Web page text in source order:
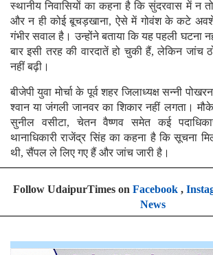
स्थानीय निवासियों का कहना है कि सुंदरवास में न
और न ही कोई बूचड़खाना, ऐसे में गोवंश के कटे
गंभीर सवाल है। उन्होंने बताया कि यह पहली घटना
बार इसी तरह की वारदातें हो चुकी हैं, लेकिन
नहीं बढ़ी।
बीजेपी युवा मोर्चा के पूर्व शहर जिलाध्यक्ष सन्नी
श्वान या जंगली जानवर का शिकार नहीं लगता।
सुनील वसीटा, चेतन वैष्णव समेत कई
थानाधिकारी राजेंद्र सिंह का कहना है कि सूचना
थी, सैंपल ले लिए गए हैं और जांच जारी है।
Follow UdaipurTimes on Facebook,
News